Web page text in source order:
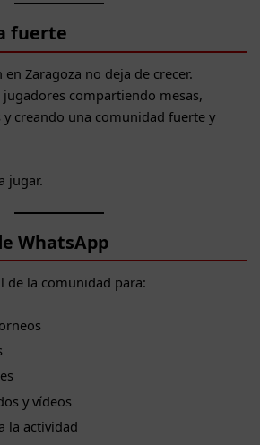
fuerte
Zaragoza no deja de crecer.
jugadores compartiendo mesas,
creando una comunidad fuerte y
jugar.
WhatsApp
de la comunidad para:
y vídeos
la actividad